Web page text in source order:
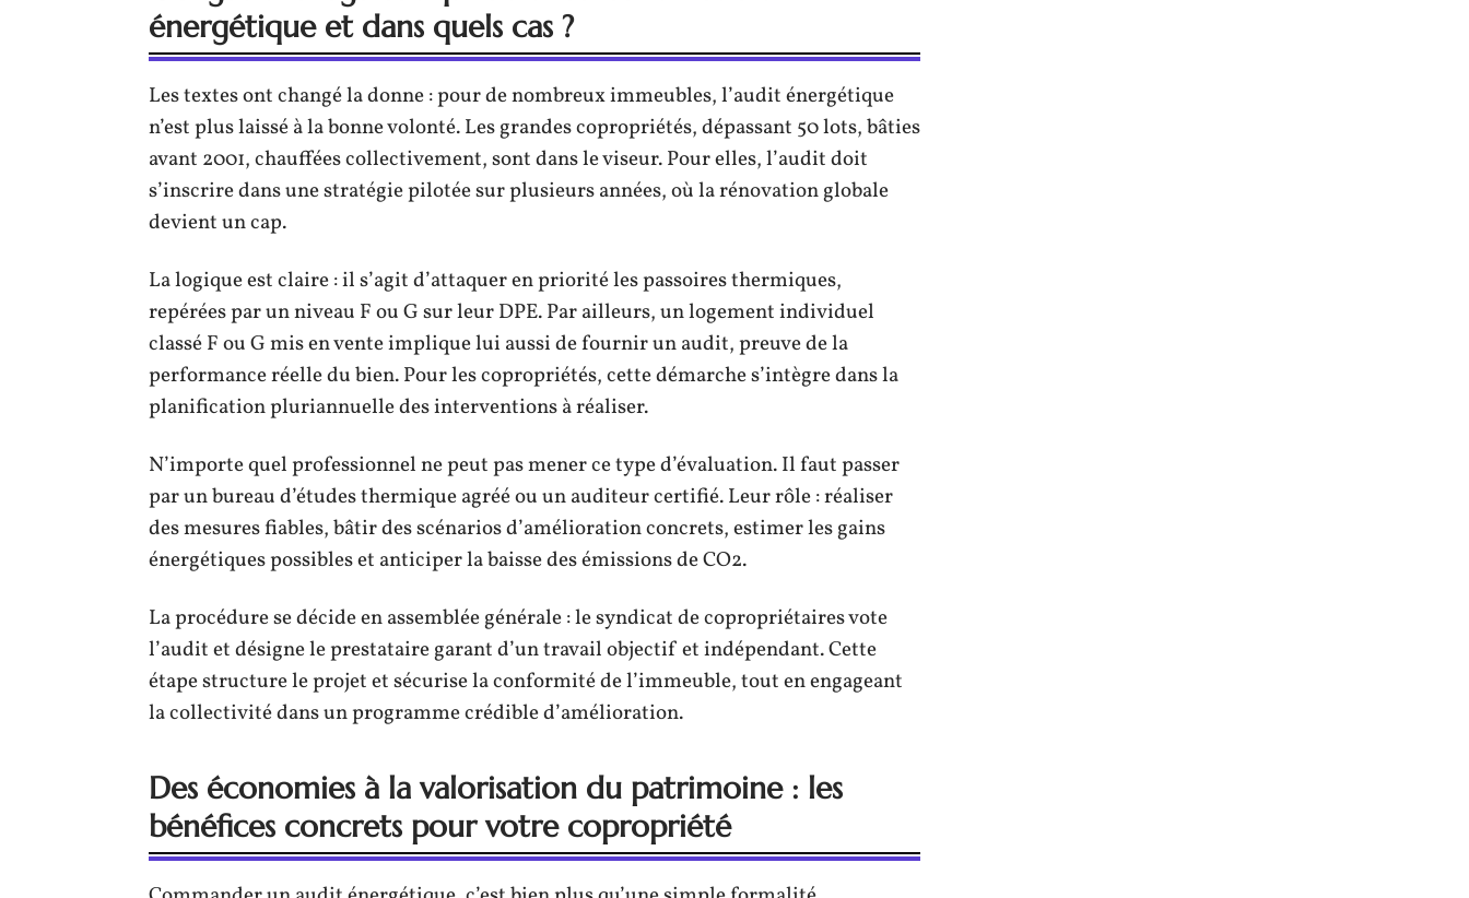
énergétique et dans quels cas ?
Les textes ont changé la donne : pour de nombreux immeubles, l’audit énergétique
n’est plus laissé à la bonne volonté. Les grandes copropriétés, dépassant 50 lots, bâties
avant 2001, chauffées collectivement, sont dans le viseur. Pour elles, l’audit doit
s’inscrire dans une stratégie pilotée sur plusieurs années, où la rénovation globale
devient un cap.
La logique est claire : il s’agit d’attaquer en priorité les passoires thermiques,
repérées par un niveau F ou G sur leur DPE. Par ailleurs, un logement individuel
classé F ou G mis en vente implique lui aussi de fournir un audit, preuve de la
performance réelle du bien. Pour les copropriétés, cette démarche s’intègre dans la
planification pluriannuelle des interventions à réaliser.
N’importe quel professionnel ne peut pas mener ce type d’évaluation. Il faut passer
par un bureau d’études thermique agréé ou un auditeur certifié. Leur rôle : réaliser
des mesures fiables, bâtir des scénarios d’amélioration concrets, estimer les gains
énergétiques possibles et anticiper la baisse des émissions de CO2.
La procédure se décide en assemblée générale : le syndicat de copropriétaires vote
l’audit et désigne le prestataire garant d’un travail objectif et indépendant. Cette
étape structure le projet et sécurise la conformité de l’immeuble, tout en engageant
la collectivité dans un programme crédible d’amélioration.
Des économies à la valorisation du patrimoine : les
bénéfices concrets pour votre copropriété